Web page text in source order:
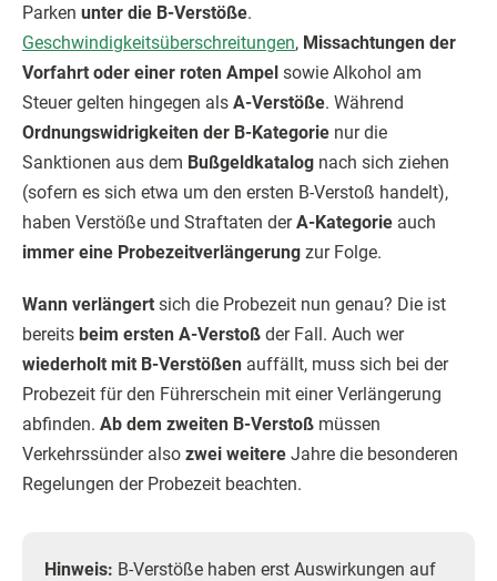
Parken unter die B-Verstöße.
Geschwindigkeitsüberschreitungen, Missachtungen der
Vorfahrt oder einer roten Ampel sowie Alkohol am
Steuer gelten hingegen als A-Verstöße. Während
Ordnungswidrigkeiten der B-Kategorie nur die
Sanktionen aus dem Bußgeldkatalog nach sich ziehen
(sofern es sich etwa um den ersten B-Verstoß handelt),
haben Verstöße und Straftaten derA-Kategorie auch
immer eine Probezeitverlängerung zur Folge.
Wann verlängert sich die Probezeit nun genau? Die ist
bereits beim ersten A-Verstoß der Fall. Auch wer
wiederholt mit B-Verstößen auffällt, muss sich bei der
Probezeit für den Führerschein mit einer Verlängerung
abfinden. Ab dem zweiten B-Verstoß müssen
Verkehrssünder also zwei weitere Jahre die besonderen
Regelungen der Probezeit beachten.
Hinweis: B-Verstöße haben erst Auswirkungen auf